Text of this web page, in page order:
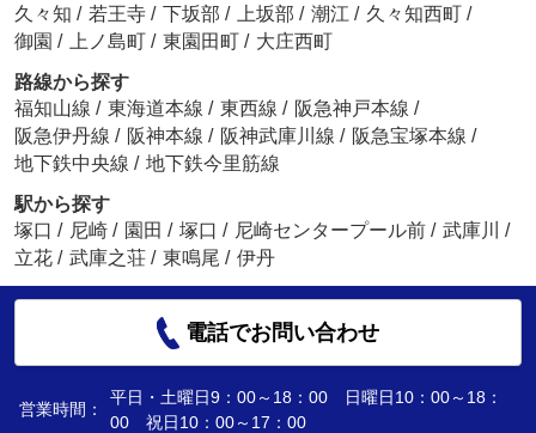
久々知 / 若王寺 / 下坂部 / 上坂部 / 潮江 / 久々知西町 /
御園 / 上ノ島町 / 東園田町 / 大庄西町
路線から探す
福知山線 / 東海道本線 / 東西線 / 阪急神戸本線 /
阪急伊丹線 / 阪神本線 / 阪神武庫川線 / 阪急宝塚本線 /
地下鉄中央線 / 地下鉄今里筋線
駅から探す
塚口 / 尼崎 / 園田 / 塚口 / 尼崎センタープール前 / 武庫川
/
立花 / 武庫之荘 / 東鳴尾 / 伊丹
電話でお問い合わせ
営業時間：
平日・土曜日9：00～18：00 日曜日10：00～18：
00 祝日10：00～17：00